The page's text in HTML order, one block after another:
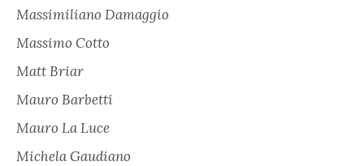
Massimiliano Damaggio
Massimo Cotto
Matt Briar
Mauro Barbetti
Mauro La Luce
Michela Gaudiano